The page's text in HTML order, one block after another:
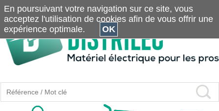
En poursuivant votre navigation sur ce site, vous
acceptez l'utilisation de cookies afin de vous offrir une
expérience optimale.
OK